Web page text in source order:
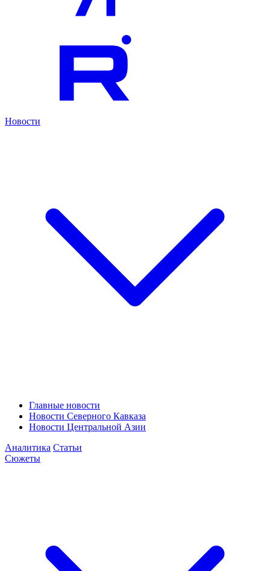
Новости
Главные новости
Новости Северного Кавказа
Новости Центральной Азии
Аналитика Статьи
Сюжеты